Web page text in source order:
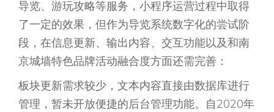
导览、游玩攻略等服务，小程序运营过程中取得
了一定的效果，但作为导览系统数字化的尝试阶
段，在信息更新、输出内容、交互功能以及和南
京城墙特色品牌活动融合度方面还需完善：
板块更新需求较少，文本内容直接由数据库进行
管理，暂未开放便捷的后台管理功能。自2020年